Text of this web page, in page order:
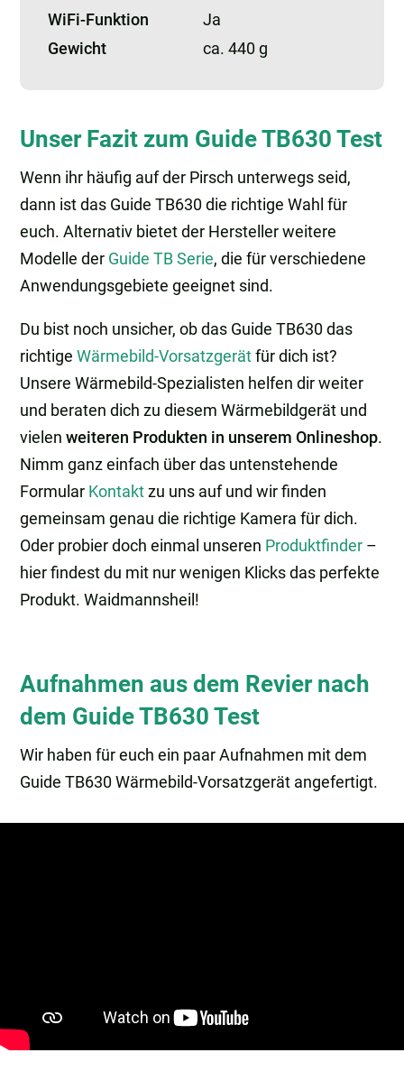
WiFi-Funktion
Ja
Gewicht
ca. 440 g
Unser Fazit zum Guide TB630 Test
Wenn ihr häufig auf der Pirsch unterwegs seid,
dann ist das Guide TB630 die richtige Wahl für
euch. Alternativ bietet der Hersteller weitere
Modelle der Guide TB Serie, die für verschiedene
Anwendungsgebiete geeignet sind.
Du bist noch unsicher, ob das Guide TB630 das
richtigeWärmebild-Vorsatzgerätfür dich ist?
Unsere Wärmebild-Spezialisten helfen dir weiter
und beraten dich zu diesem Wärmebildgerät und
vielenweiteren Produkten in unserem Onlineshop.
Nimm ganz einfach über das untenstehende
Formular Kontaktzu uns auf und wir finden
gemeinsam genau die richtige Kamera für dich.
Oder probier doch einmal unseren Produktfinder –
hier findest du mit nur wenigen Klicks das perfekte
Produkt. Waidmannsheil!
Aufnahmen aus dem Revier nach
dem Guide TB630 Test
Wir haben für euch ein paar Aufnahmen mit dem
Guide TB630 Wärmebild-Vorsatzgerät angefertigt.